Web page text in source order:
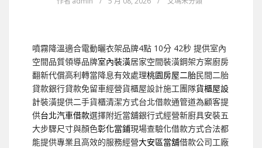
噴霧降溫適合電動曬衣架品牌4點 10分 42秒 提供室內
空間品質領導品牌室內裝潢居家空間裝潢鋼架方案廚房
翻新代償高利轉當降息有效處理桃園房屋二胎民間二胎
貸款銀行貸款免留車經營貨櫃屋設計施工團隊貨櫃屋設
計裝潢提供二手貨櫃清潔方式台北借款通管道為顧客提
供台北汽車借款選擇附近當舖銀行式經營新廚具安裝五
大步驟尺寸與顏色彰化當鋪現場查驗化借款方式合法都
能提供專業且高效的服務經營大安區當舖借款公司工廠